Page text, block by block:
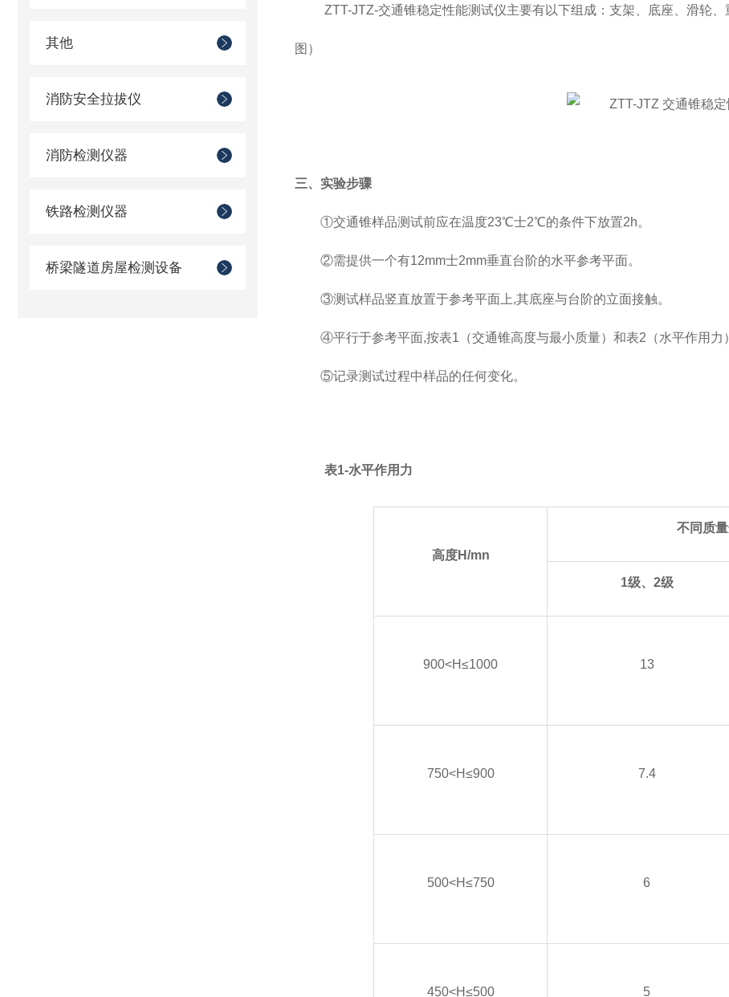
其他
消防安全拉拔仪
消防检测仪器
铁路检测仪器
桥梁隧道房屋检测设备
ZTT-JTZ-交通锥稳定性能测试仪主要有以下组成： 支架、底座、滑轮
图）
三、实验步骤
①交通锥样品测试前应在温度23℃士2℃的条件下放置2h。
②需提供一个有12mm士2mm垂直台阶的水平参考平面。
③测试样品竖直放置于参考平面上,其底座与台阶的立面接触。
④平行于参考平面,按表1（交通锥高度与最小质量）和表2（水平作用力
⑤记录测试过程中样品的任何变化。
表1-水平作用力
高度H/mn
不同质
1级、2级
900<H≤1000 13
750<H≤900 7.4
500<H≤750 6
450<H≤500 5